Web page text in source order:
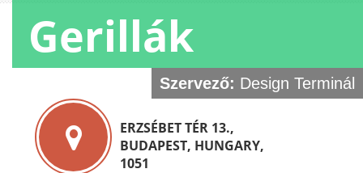
Gerillák
Szervező: Design Terminál
ERZSÉBET TÉR 13.,
BUDAPEST, HUNGARY,
1051